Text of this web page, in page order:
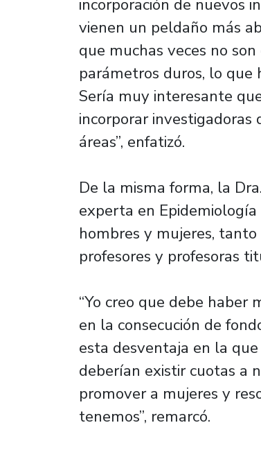
incorporación de nuevos
vienen un peldaño más
que muchas veces no
parámetros duros, lo que
Sería muy interesante
incorporar investigadoras
áreas”, enfatizó.
De la misma forma, la
experta en
hombres y mujeres,
profesores y profesoras
“Yo creo que debe haber
en la consecución de
esta desventaja en la
deberían existir cuotas a
promover a mujeres y
tenemos”, remarcó.